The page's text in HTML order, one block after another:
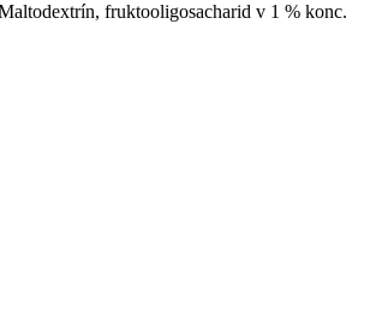
fruktooligosacharid v 1 % konc.